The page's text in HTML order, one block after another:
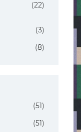
(22)
(3)
(8)
(51)
(51)